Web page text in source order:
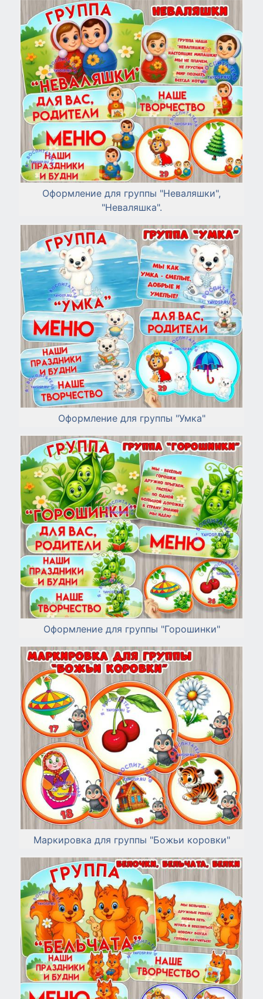
Оформление для группы "Неваляшки",
"Неваляшка".
Оформление для группы "Умка"
Оформление для группы "Горошинки"
Маркировка для группы "Божьи коровки"